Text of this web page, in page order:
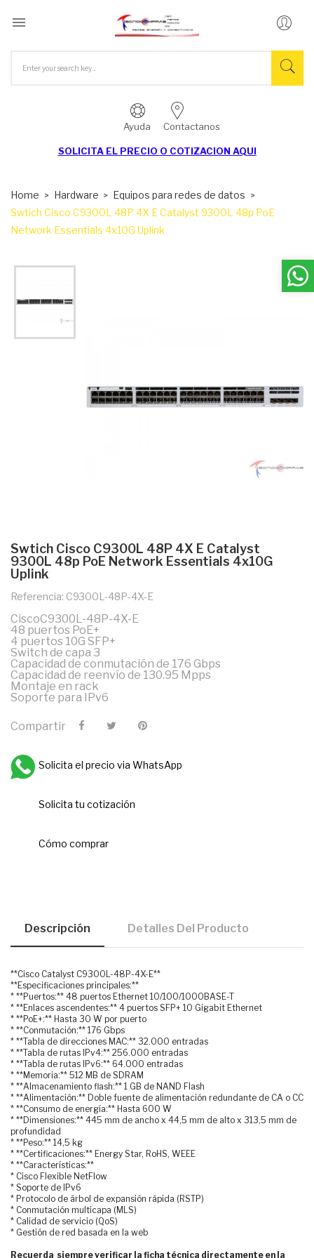

Ayuda Contactanos
SOLICITA EL PRECIO O COTIZACION AQUI
Home Hardware
Equipos para redes de datos
Swtich Cisco C9300L 48P 4X E Catalyst 9300L 48p PoE
Network Essentials 4x10G Uplink
Swtich Cisco C9300L 48P 4X E Catalyst
9300L 48p PoE Network Essentials 4x10G
Uplink
Referencia: C9300L-48P-4X-E
CiscoC9300L-48P-4X-E
48 puertos PoE+
4 puertos 10G SFP+
Switch de capa 3
Capacidad de conmutación de 176 Gbps
Capacidad de reenvío de 130.95 Mpps
Montaje en rack
Soporte para IPv6
Compartir
Solicita el precio via WhatsApp
Solicita tu cotización
Cómo comprar
Descripción Detalles Del Producto
**Cisco Catalyst C9300L-48P-4X-E**
**Especificaciones principales:**
* **Puertos:** 48 puertos Ethernet 10/100/1000BASE-T
* **Enlaces ascendentes:** 4 puertos SFP+ 10 Gigabit Ethernet
* **PoE+:** Hasta 30 W por puerto
* **Conmutación:** 176 Gbps
* **Tabla de direcciones MAC:** 32.000 entradas
* **Tabla de rutas IPv4:** 256.000 entradas
* **Tabla de rutas IPv6:** 64.000 entradas
* **Memoria:** 512 MB de SDRAM
* **Almacenamiento flash:** 1 GB de NAND Flash
* **Alimentación:** Doble fuente de alimentación redundante de CA o CC
* **Consumo de energía:** Hasta 600 W
* **Dimensiones:** 445 mm de ancho x 44,5 mm de alto x 313,5 mm de
profundidad
* **Peso:** 14,5 kg
* **Certificaciones:** Energy Star, RoHS, WEEE
* **Características:**
* Cisco Flexible NetFlow
* Soporte de IPv6
* Protocolo de árbol de expansión rápida (RSTP)
* Conmutación multicapa (MLS)
* Calidad de servicio (QoS)
* Gestión de red basada en la web
Recuerda siempre verificar la ficha técnica directamente en la